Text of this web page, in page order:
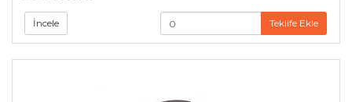
İncele Teklife Ekle